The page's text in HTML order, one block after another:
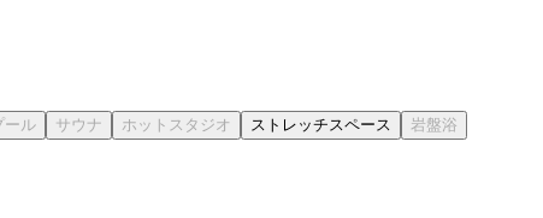
ストレッチスペース